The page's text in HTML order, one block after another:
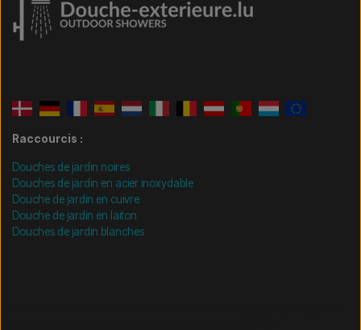
Raccourcis :
Douches de jardin noires
Douches de jardin en acier inoxydable
Douche de jardin en cuivre
Douche de jardin en laiton
Douches de jardin blanches